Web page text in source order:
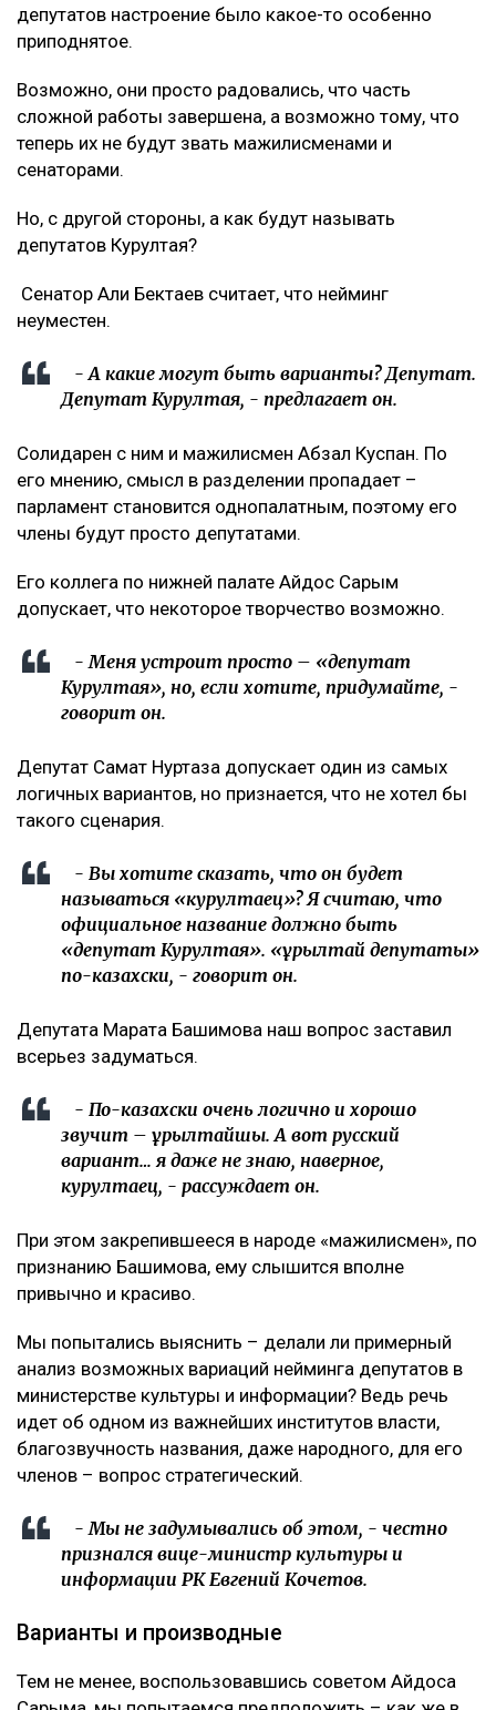
депутатов настроение было какое-то особенно
приподнятое.
Возможно, они просто радовались, что часть
сложной работы завершена, а возможно тому, что
теперь их не будут звать мажилисменами и
сенаторами.
Но, с другой стороны, а как будут называть
депутатов Курултая?
Сенатор Али Бектаев считает, что нейминг
неуместен.
- А какие могут быть варианты? Депутат.
Депутат Курултая, - предлагает он.
Солидарен с ним и мажилисмен Абзал Куспан. По
его мнению, смысл в разделении пропадает –
парламент становится однопалатным, поэтому его
члены будут просто депутатами.
Его коллега по нижней палате Айдос Сарым
допускает, что некоторое творчество возможно.
- Меня устроит просто – «депутат
Курултая», но, если хотите, придумайте, -
говорит он.
Депутат Самат Нуртаза допускает один из самых
логичных вариантов, но признается, что не хотел бы
такого сценария.
- Вы хотите сказать, что он будет
называться «курултаец»? Я считаю, что
официальное название должно быть
«депутат Курултая». «Құрылтай депутаты»
по-казахски, - говорит он.
Депутата Марата Башимова наш вопрос заставил
всерьез задуматься.
- По-казахски очень логично и хорошо
звучит – Құрылтайшы. А вот русский
вариант… я даже не знаю, наверное,
курултаец, - рассуждает он.
При этом закрепившееся в народе «мажилисмен», по
признанию Башимова, ему слышится вполне
привычно и красиво.
Мы попытались выяснить – делали ли примерный
анализ возможных вариаций нейминга депутатов в
министерстве культуры и информации? Ведь речь
идет об одном из важнейших институтов власти,
благозвучность названия, даже народного, для его
членов – вопрос стратегический.
- Мы не задумывались об этом, - честно
признался вице-министр культуры и
информации РК Евгений Кочетов.
Варианты и производные
Тем не менее, воспользовавшись советом Айдоса